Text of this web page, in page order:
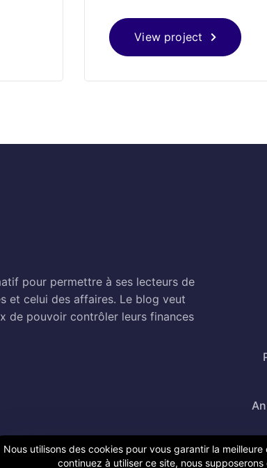
View project
pour permettre à ses lecteurs de
et celui des affaires. Le blog veut
de pouvoir contrôler leurs finances
Nous utilisons des cookies pour vous garantir la
continuez à utiliser ce site, nous